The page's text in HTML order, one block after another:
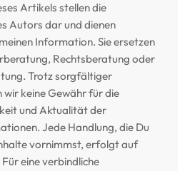
Artikels stellen die
Autors dar und dienen
Information. Sie ersetzen
Rechtsberatung oder
Trotz sorgfältiger
wir keine Gewähr für die
und Aktualität der
Jede Handlung, die Du
vornimmst, erfolgt auf
eine verbindliche